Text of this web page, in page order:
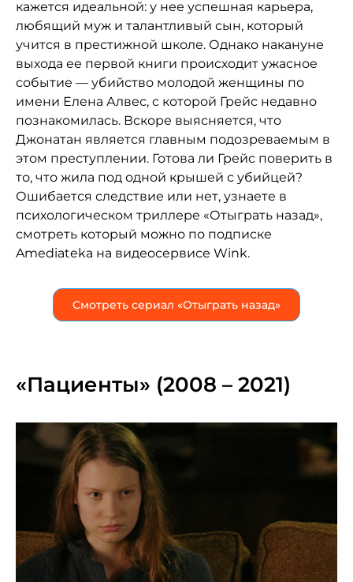
кажется идеальной: у нее успешная карьера,
любящий муж и талантливый сын, который
учится в престижной школе. Однако накануне
выхода ее первой книги происходит ужасное
событие — убийство молодой женщины по
имени Елена Алвес, с которой Грейс недавно
познакомилась. Вскоре выясняется, что
Джонатан является главным подозреваемым в
этом преступлении. Готова ли Грейс поверить в
то, что жила под одной крышей с убийцей?
Ошибается следствие или нет, узнаете в
психологическом триллере «Отыграть назад»,
смотреть который можно по подписке
Amediateka на видеосервисе Wink.
Смотреть сериал «Отыграть назад»
«Пациенты» (2008 – 2021)